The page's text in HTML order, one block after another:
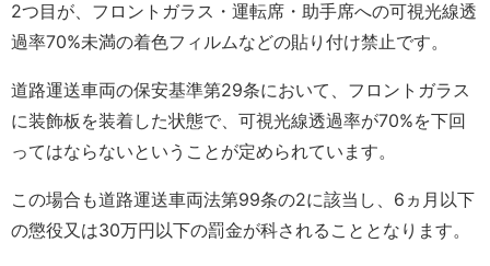
2つ目が、フロントガラス・運転席・助手席への可視光線透
過率70%未満の着色フィルムなどの貼り付け禁止です。
道路運送車両の保安基準第29条において、フロントガラス
に装飾板を装着した状態で、可視光線透過率が70%を下回
ってはならないということが定められています。
この場合も道路運送車両法第99条の2に該当し、6ヵ月以下
の懲役又は30万円以下の罰金が科されることとなります。